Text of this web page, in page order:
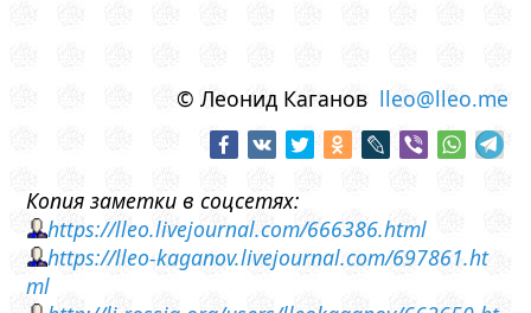
© Леонид Каганов lleo@lleo.me
Копия заметки в соцсетях:
https://lleo.livejournal.com/666386.html
https://lleo-kaganov.livejournal.com/697861.ht
ml